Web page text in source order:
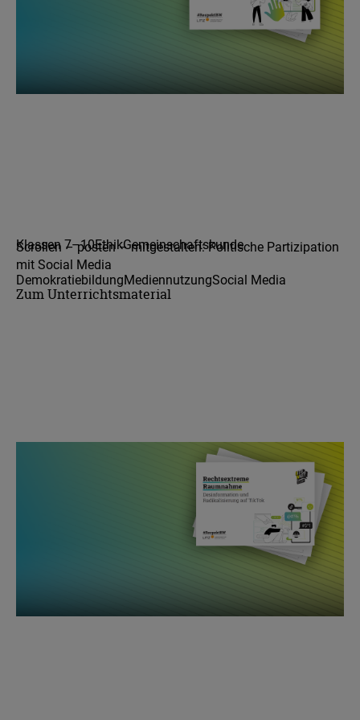
Klassen 7–10EthikGemeinschaftskunde
Scrollen – posten – mitgestalten: Politische Partizipation
mit Social Media
DemokratiebildungMediennutzungSocial Media
Zum Unterrichtsmaterial